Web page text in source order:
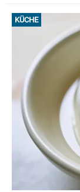
KÜCHE